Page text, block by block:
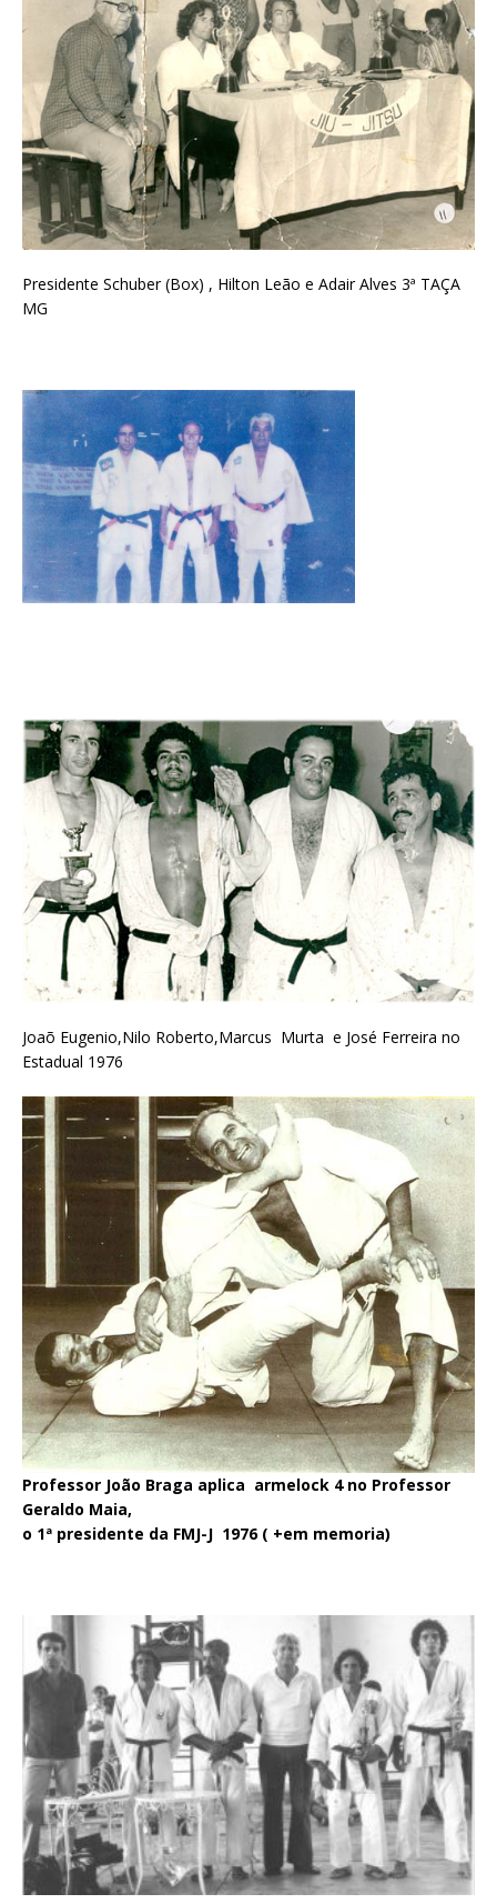
Presidente Schuber (Box) , Hilton Leão e Adair Alves 3ª TAÇA
MG
Joaõ Eugenio,Nilo Roberto,Marcus Murta e José Ferreira no
Estadual 1976
Professor João Braga aplica armelock 4 no Professor
Geraldo Maia,
o 1ª presidente da FMJ-J 1976 ( +em memoria)